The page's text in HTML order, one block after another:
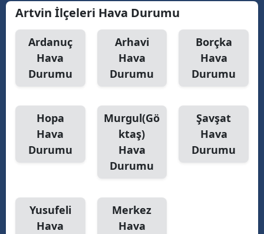
Artvin İlçeleri Hava Durumu
Ardanuç
Hava
Durumu
Arhavi
Hava
Durumu
Borçka
Hava
Durumu
Hopa
Hava
Durumu
Murgul(Gö
ktaş)
Hava
Durumu
Şavşat
Hava
Durumu
Yusufeli
Hava
Merkez
Hava